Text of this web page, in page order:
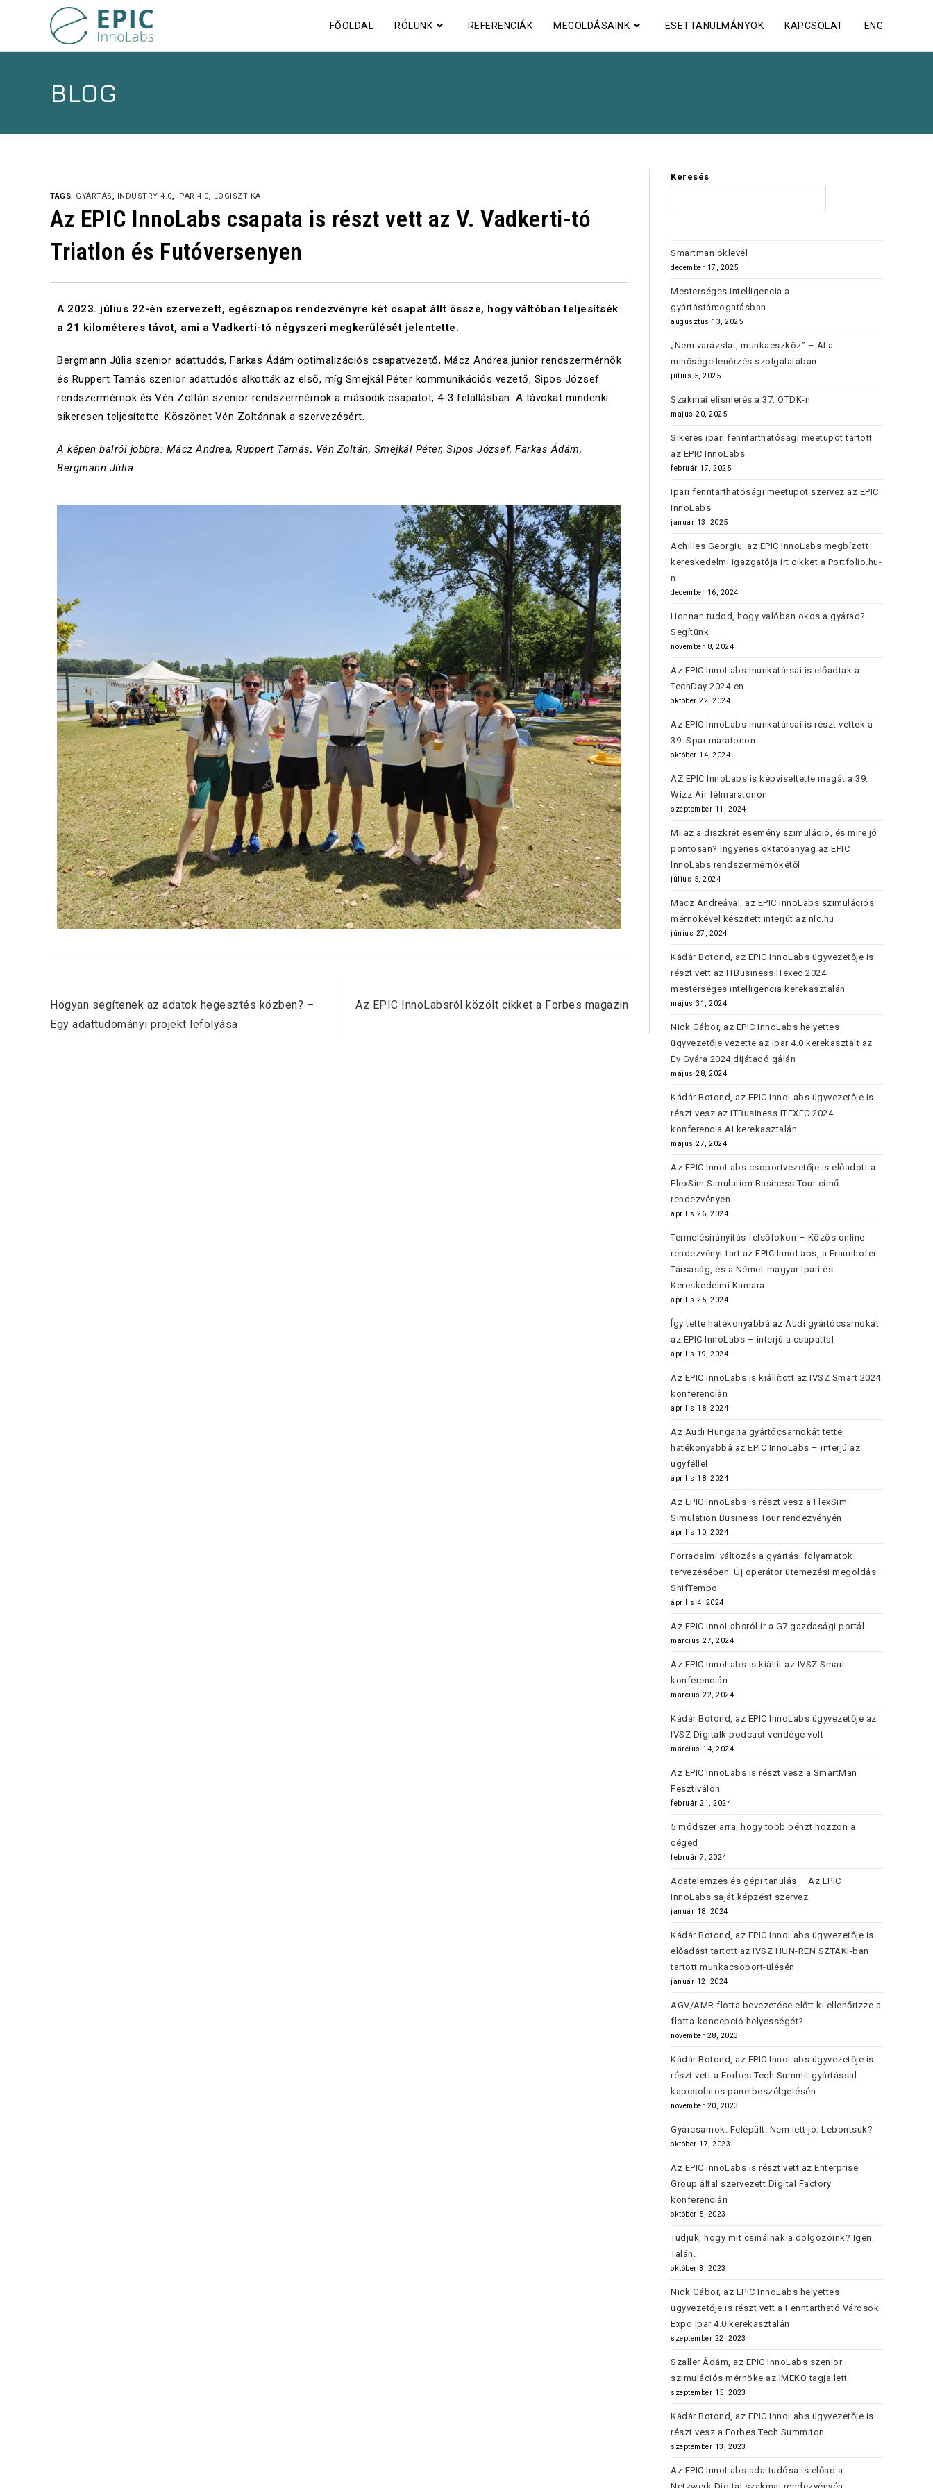
FŐOLDAL RÓLUNK REFERENCIÁK MEGOLDÁSAINK ESETTANULMÁNYOK KAPCSOLAT ENG
BLOG
TAGS: GYÁRTÁS, INDUSTRY 4.0, IPAR 4.0, LOGISZTIKA
Az EPIC InnoLabs csapata is részt vett az V. Vadkerti-tó
Triatlon és Futóversenyen
A 2023. július 22-én szervezett, egésznapos rendezvényre két csapat állt össze, hogy váltóban teljesítsék
a 21 kilométeres távot, ami a Vadkerti-tó négyszeri megkerülését jelentette.
Bergmann Júlia szenior adattudós, Farkas Ádám optimalizációs csapatvezető, Mácz Andrea junior rendszermérnök
és Ruppert Tamás szenior adattudós alkották az első, míg Smejkál Péter kommunikációs vezető, Sipos József
rendszermérnök és Vén Zoltán szenior rendszermérnök a második csapatot, 4-3 felállásban. A távokat mindenki
sikeresen teljesítette. Köszönet Vén Zoltánnak a szervezésért.
A képen balról jobbra: Mácz Andrea, Ruppert Tamás, Vén Zoltán, Smejkál Péter, Sipos József, Farkas Ádám,
Bergmann Júlia
Hogyan segítenek az adatok hegesztés közben? –
Egy adattudományi projekt lefolyása
Az EPIC InnoLabsról közölt cikket a Forbes magazin
Keresés
Smartman oklevél
december 17, 2025
Mesterséges intelligencia a
gyártástámogatásban
augusztus 13, 2025
„Nem varázslat, munkaeszköz” – AI a
minőségellenőrzés szolgálatában
július 5, 2025
Szakmai elismerés a 37. OTDK-n
május 20, 2025
Sikeres ipari fenntarthatósági meetupot tartott
az EPIC InnoLabs
február 17, 2025
Ipari fenntarthatósági meetupot szervez az EPIC
InnoLabs
január 13, 2025
Achilles Georgiu, az EPIC InnoLabs megbízott
kereskedelmi igazgatója írt cikket a Portfolio.hu-
n
december 16, 2024
Honnan tudod, hogy valóban okos a gyárad?
Segítünk
november 8, 2024
Az EPIC InnoLabs munkatársai is előadtak a
TechDay 2024-en
október 22, 2024
Az EPIC InnoLabs munkatársai is részt vettek a
39. Spar maratonon
október 14, 2024
AZ EPIC InnoLabs is képviseltette magát a 39.
Wizz Air félmaratonon
szeptember 11, 2024
Mi az a diszkrét esemény szimuláció, és mire jó
pontosan? Ingyenes oktatóanyag az EPIC
InnoLabs rendszermérnökétől
július 5, 2024
Mácz Andreával, az EPIC InnoLabs szimulációs
mérnökével készített interjút az nlc.hu
június 27, 2024
Kádár Botond, az EPIC InnoLabs ügyvezetője is
részt vett az ITBusiness ITexec 2024
mesterséges intelligencia kerekasztalán
május 31, 2024
Nick Gábor, az EPIC InnoLabs helyettes
ügyvezetője vezette az ipar 4.0 kerekasztalt az
Év Gyára 2024 díjátadó gálán
május 28, 2024
Kádár Botond, az EPIC InnoLabs ügyvezetője is
részt vesz az ITBusiness ITEXEC 2024
konferencia AI kerekasztalán
május 27, 2024
Az EPIC InnoLabs csoportvezetője is előadott a
FlexSim Simulation Business Tour című
rendezvényen
április 26, 2024
Termelésirányítás felsőfokon – Közös online
rendezvényt tart az EPIC InnoLabs, a Fraunhofer
Társaság, és a Német-magyar Ipari és
Kereskedelmi Kamara
április 25, 2024
Így tette hatékonyabbá az Audi gyártócsarnokát
az EPIC InnoLabs – interjú a csapattal
április 19, 2024
Az EPIC InnoLabs is kiállított az IVSZ Smart 2024
konferencián
április 18, 2024
Az Audi Hungaria gyártócsarnokát tette
hatékonyabbá az EPIC InnoLabs – interjú az
ügyféllel
április 18, 2024
Az EPIC InnoLabs is részt vesz a FlexSim
Simulation Business Tour rendezvényén
április 10, 2024
Forradalmi változás a gyártási folyamatok
tervezésében. Új operátor ütemezési megoldás:
ShifTempo
április 4, 2024
Az EPIC InnoLabsról ír a G7 gazdasági portál
március 27, 2024
Az EPIC InnoLabs is kiállít az IVSZ Smart
konferencián
március 22, 2024
Kádár Botond, az EPIC InnoLabs ügyvezetője az
IVSZ Digitalk podcast vendége volt
március 14, 2024
Az EPIC InnoLabs is részt vesz a SmartMan
Fesztiválon
február 21, 2024
5 módszer arra, hogy több pénzt hozzon a
céged
február 7, 2024
Adatelemzés és gépi tanulás – Az EPIC
InnoLabs saját képzést szervez
január 18, 2024
Kádár Botond, az EPIC InnoLabs ügyvezetője is
előadást tartott az IVSZ HUN-REN SZTAKI-ban
tartott munkacsoport-ülésén
január 12, 2024
AGV/AMR flotta bevezetése előtt ki ellenőrizze a
flotta-koncepció helyességét?
november 28, 2023
Kádár Botond, az EPIC InnoLabs ügyvezetője is
részt vett a Forbes Tech Summit gyártással
kapcsolatos panelbeszélgetésén
november 20, 2023
Gyárcsarnok. Felépült. Nem lett jó. Lebontsuk?
október 17, 2023
Az EPIC InnoLabs is részt vett az Enterprise
Group által szervezett Digital Factory
konferencián
október 5, 2023
Tudjuk, hogy mit csinálnak a dolgozóink? Igen.
Talán.
október 3, 2023
Nick Gábor, az EPIC InnoLabs helyettes
ügyvezetője is részt vett a Fenntartható Városok
Expo Ipar 4.0 kerekasztalán
szeptember 22, 2023
Szaller Ádám, az EPIC InnoLabs szenior
szimulációs mérnöke az IMEKO tagja lett
szeptember 15, 2023
Kádár Botond, az EPIC InnoLabs ügyvezetője is
részt vesz a Forbes Tech Summiton
szeptember 13, 2023
Az EPIC InnoLabs adattudósa is előad a